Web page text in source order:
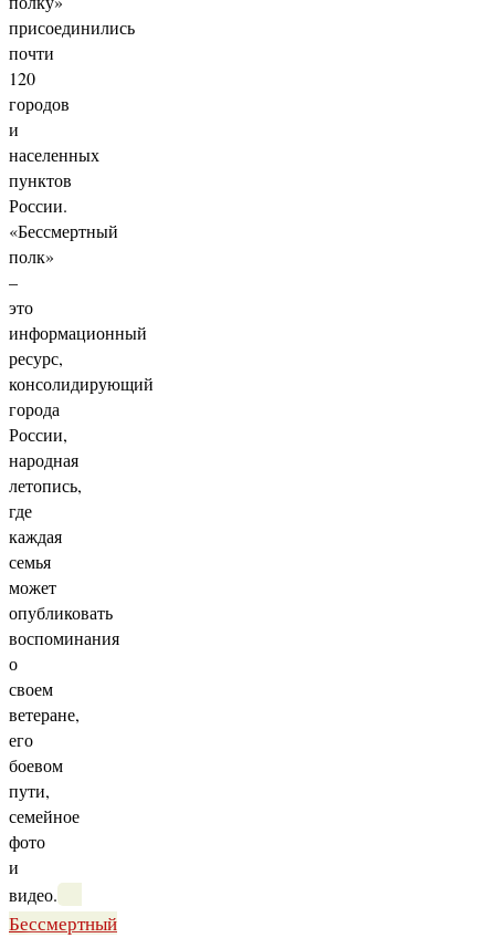
присоединились
почти
120
городов
и
населенных
пунктов
России.
«Бессмертный
полк»
–
это
информационный
ресурс,
консолидирующий
города
России,
народная
летопись,
где
каждая
семья
может
опубликовать
воспоминания
о
своем
ветеране,
его
боевом
пути,
семейное
фото
и
видео.
Бессмертный